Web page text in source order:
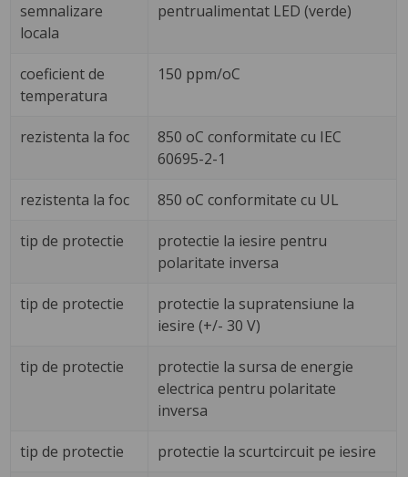
semnalizare
locala
pentrualimentat LED (verde)
coeficient de
temperatura
150 ppm/oC
rezistenta la foc
850 oC conformitate cu IEC
60695-2-1
rezistenta la foc 850 oC conformitate cu UL
tip de protectie
protectie la iesire pentru
polaritate inversa
tip de protectie
protectie la supratensiune la
iesire (+/- 30 V)
tip de protectie
protectie la sursa de energie
electrica pentru polaritate
inversa
tip de protectie protectie la scurtcircuit pe iesire